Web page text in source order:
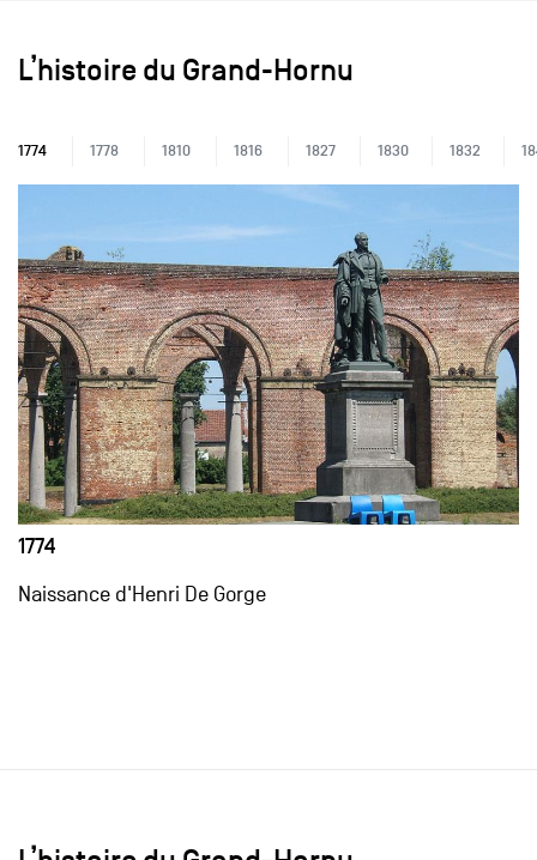
L’histoire du Grand-Hornu
1774 1778 1810 1816 1827 1830 1832
1774
Naissance d'Henri De Gorge